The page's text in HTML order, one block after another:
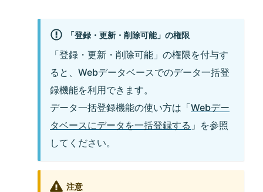
「登録・更新・削除可能」の権限
「登録・更新・削除可能」の権限を付与す
ると、Webデータベースでのデータ一括登
録機能を利用できます。
データ一括登録機能の使い方は「Webデー
タベースにデータを一括登録する 」を参照
してください。
注意